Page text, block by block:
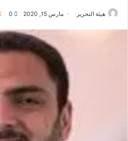
هيئة التحرير مارس 15, 2020 0